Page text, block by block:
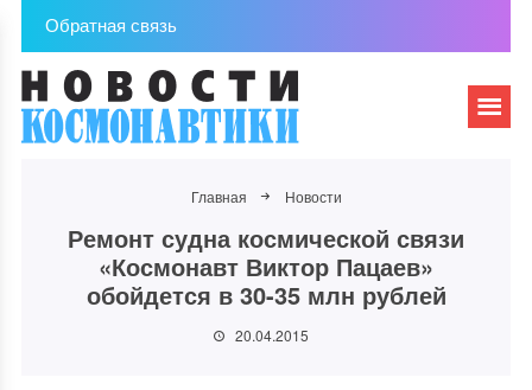
Обратная связь
Главная Новости
Ремонт судна космической связи
«Космонавт Виктор Пацаев»
обойдется в 30-35 млн рублей
20.04.2015